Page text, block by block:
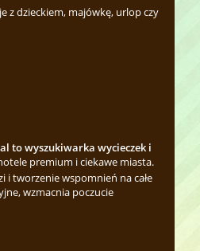
z dzieckiem, majówkę, urlop czy
to wyszukiwarka wycieczek i
premium i ciekawe miasta.
i tworzenie wspomnień na całe
wzmacnia poczucie